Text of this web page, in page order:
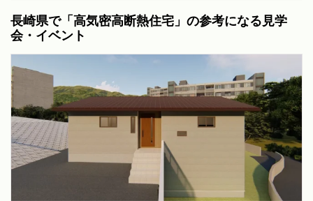
長崎県で「高気密高断熱住宅」の参考になる見学
会・イベント